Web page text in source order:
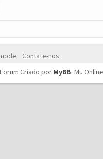
Contate-nos
Forum Criado por MyBB.Mu Online